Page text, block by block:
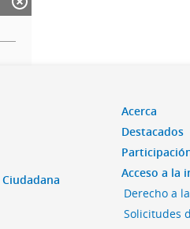
Acerca
Destacados
Acceso a la
Derecho a
Solicitudes